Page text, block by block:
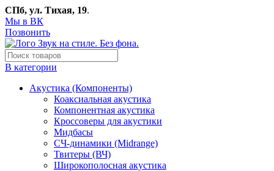
СПб, ул. Тихая, 19.
Мы в ВК
Позвонить
В категории
Акустика (Компоненты)
Коаксиальная акустика
Компонентная акустика
Кроссоверы для акустики
Мидбасы
СЧ-динамики (Midrange)
Твитеры (ВЧ)
Широкополосная акустика